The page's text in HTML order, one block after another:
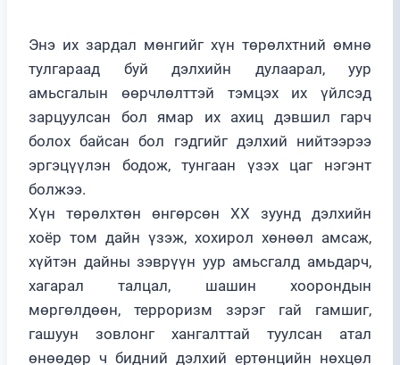
Энэ их зардал мөнгийг хүн төрөлхтний өмнө
тулгараад буй дэлхийн дулаарал, уур
амьсгалын өөрчлөлттэй тэмцэх их үйлсэд
зарцуулсан бол ямар их ахиц дэвшил гарч
болох байсан бол гэдгийг дэлхий нийтээрээ
эргэцүүлэн бодож, тунгаан үзэх цаг нэгэнт
болжээ.
Хүн төрөлхтөн өнгөрсөн XX зуунд дэлхийн
хоёр том дайн үзэж, хохирол хөнөөл амсаж,
хүйтэн дайны зэврүүн уур амьсгалд амьдарч,
хагарал талцал, шашин хоорондын
мөргөлдөөн, терроризм зэрэг гай гамшиг,
гашуун зовлонг хангалттай туулсан атал
өнөөдөр ч бидний дэлхий ертөнцийн нөхцөл